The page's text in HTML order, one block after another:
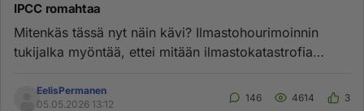
IPCC romahtaa
Mitenkäs tässä nyt näin kävi? Ilmastohourimoinnin
tukijalka myöntää, ettei mitään ilmastokatastrofia
EelisPermanen
05.05.2026 13:12
146 4614 3